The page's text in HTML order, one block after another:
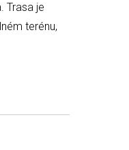
Trasa je
terénu,